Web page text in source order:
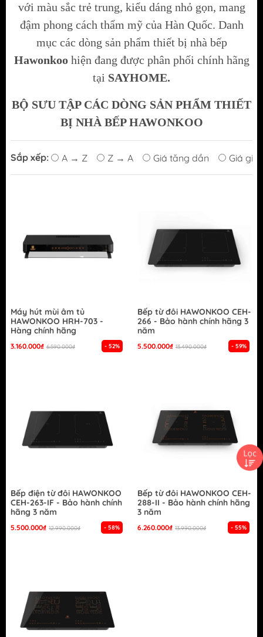
với màu sắc trẻ trung, kiểu dáng nhỏ gọn, mang
đậm phong cách thẩm mỹ của Hàn Quốc. Danh
mục các dòng sản phẩm thiết bị nhà bếp
Hawonkoo hiện đang được phân phối chính hãng
tại SAYHOME.
BỘ SƯU TẬP CÁC DÒNG SẢN PHẨM THIẾT
BỊ NHÀ BẾPHAWONKOO
Sắp xếp: A → Z Z → A Giá tăng dần Giá
- 52%
Máy hút mùi âm tủ
HAWONKOO HRH-703 -
Hàng chính hãng
3.160.000₫ 6.590.000₫ - 59%
Bếp từ đôi HAWONKOO CEH-
266 - Bảo hành chính hãng 3
năm
5.500.000₫ 13.490.000₫
- 58%
Bếp điện từ đôi HAWONKOO
CEH-263-IF - Bảo hành chính
hãng 3 năm
5.500.000₫ 12.990.000₫ - 55%
Bếp từ đôi HAWONKOO CEH-
288-II - Bảo hành chính hãng
3 năm
6.260.000₫ 13.990.000₫